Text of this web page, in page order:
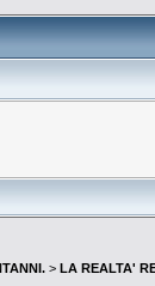
> LA REALTA'